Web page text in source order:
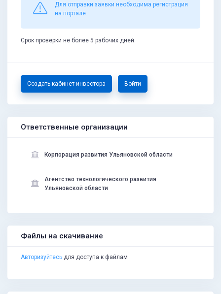
Для отправки заявки необходима регистрация
на портале.
Срок проверки не более 5 рабочих дней.
Создать кабинет инвестора Войти
Ответственные организации
Корпорация развития Ульяновской области
Агентство технологического развития
Ульяновской области
Файлы на скачивание
Авторизуйтесь для доступа к файлам